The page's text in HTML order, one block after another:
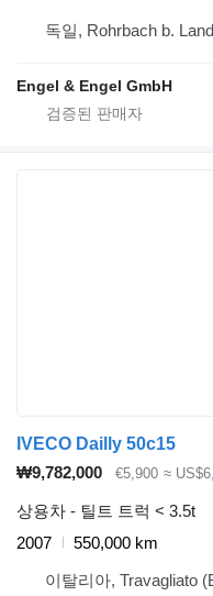
독일, Rohrbach b.
Engel & Engel GmbH
IVECO Dailly 50c15
₩9,782,000
€5,900 ≈
상용차 - 틸트 트럭 < 3.5t
2007
550,000 km
이탈리아, Travagliato